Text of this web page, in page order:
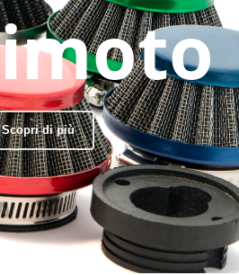
Scopri di più